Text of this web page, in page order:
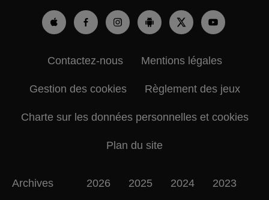
Contactez-nous Mentions légales
Gestion des cookies Règlement des jeux
Charte sur les données personnelles et cookies
Plan du site
Archives 2026 2025 2024 2023